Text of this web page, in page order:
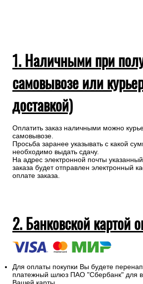
1. Наличными при
самовывозе или
доставкой)
Оплатить заказ наличными можно
самовывозе.
Просьба заранее указывать с какой
необходимо выдать сдачу.
На адрес электронной почты
заказа будет отправлен электронный
оплате заказа.
2. Банковской картой
Для оплаты покупки Вы будете
платежный шлюз ПАО "Сбербанк" для